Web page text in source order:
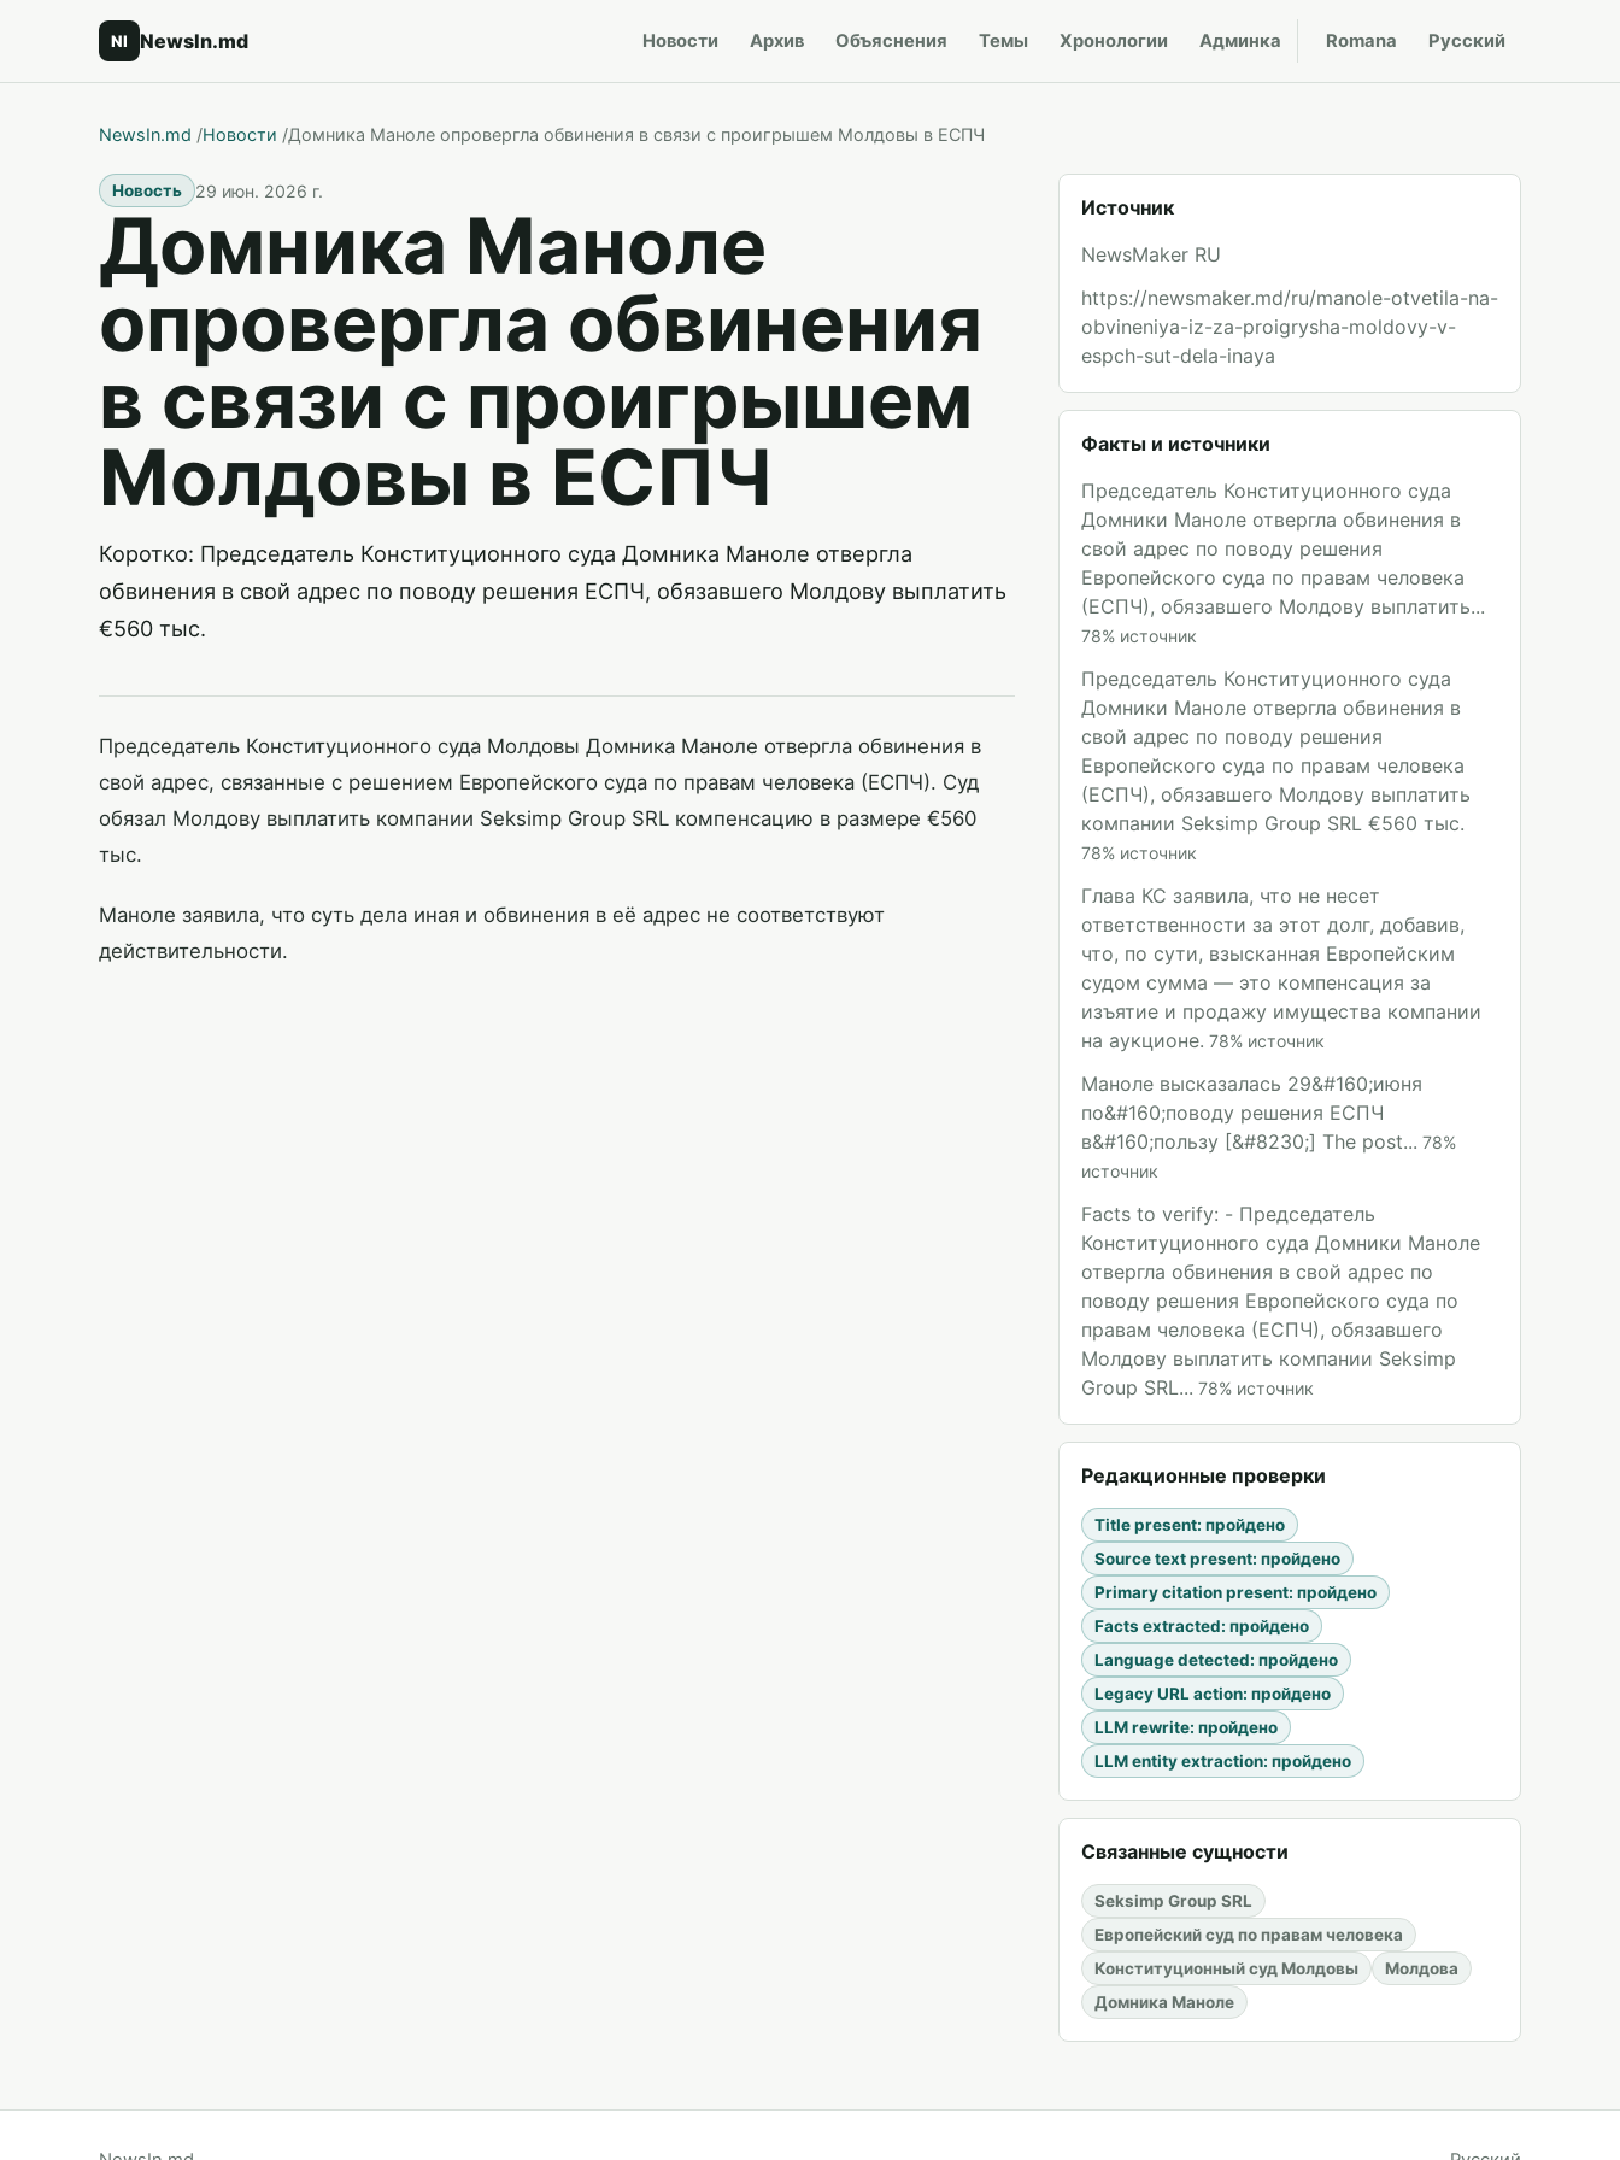
NI NewsIn.md Новости Архив Объяснения Темы Хронологии Админка Romana Русский
NewsIn.md /Новости /Домника Маноле опровергла обвинения в связи с проигрышем Молдовы в ЕСПЧ
Новость 29 июн. 2026 г.
Домника Маноле
опровергла обвинения
в связи с проигрышем
Молдовы в ЕСПЧ
Коротко: Председатель Конституционного суда Домника Маноле отвергла
обвинения в свой адрес по поводу решения ЕСПЧ, обязавшего Молдову выплатить
€560 тыс.
Председатель Конституционного суда Молдовы Домника Маноле отвергла обвинения в
свой адрес, связанные с решением Европейского суда по правам человека (ЕСПЧ). Суд
обязал Молдову выплатить компании Seksimp Group SRL компенсацию в размере €560
тыс.
Маноле заявила, что суть дела иная и обвинения в её адрес не соответствуют
действительности.
Источник
NewsMaker RU
https://newsmaker.md/ru/manole-otvetila-na-
obvineniya-iz-za-proigrysha-moldovy-v-
espch-sut-dela-inaya
Факты и источники
Председатель Конституционного суда
Домники Маноле отвергла обвинения в
свой адрес по поводу решения
Европейского суда по правам человека
(ЕСПЧ), обязавшего Молдову выплатить...
78% источник
Председатель Конституционного суда
Домники Маноле отвергла обвинения в
свой адрес по поводу решения
Европейского суда по правам человека
(ЕСПЧ), обязавшего Молдову выплатить
компании Seksimp Group SRL €560 тыс.
78% источник
Глава КС заявила, что не несет
ответственности за этот долг, добавив,
что, по сути, взысканная Европейским
судом сумма — это компенсация за
изъятие и продажу имущества компании
на аукционе. 78% источник
Маноле высказалась 29&#160;июня
по&#160;поводу решения ЕСПЧ
в&#160;пользу [&#8230;] The post... 78%
источник
Facts to verify: - Председатель
Конституционного суда Домники Маноле
отвергла обвинения в свой адрес по
поводу решения Европейского суда по
правам человека (ЕСПЧ), обязавшего
Молдову выплатить компании Seksimp
Group SRL... 78% источник
Редакционные проверки
Title present: пройдено
Source text present: пройдено
Primary citation present: пройдено
Facts extracted: пройдено
Language detected: пройдено
Legacy URL action: пройдено
LLM rewrite: пройдено
LLM entity extraction: пройдено
Связанные сущности
Seksimp Group SRL
Европейский суд по правам человека
Конституционный суд Молдовы
Молдова
Домника Маноле